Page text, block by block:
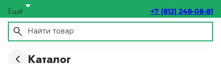
Ещё +7 (812) 248-08-81
Каталог